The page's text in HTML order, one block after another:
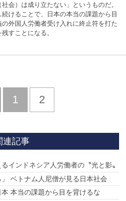
会）は成り立たない」というものだ。
けることで、日本の本当の課題から目
外国人労働者受け入れに終止符を打た
すことになる。
前
1 2
連記事
インドネシア人労働者の〝光と影〟
」 ベトナム人尼僧が見る日本社会
本当の課題から目を背けるな